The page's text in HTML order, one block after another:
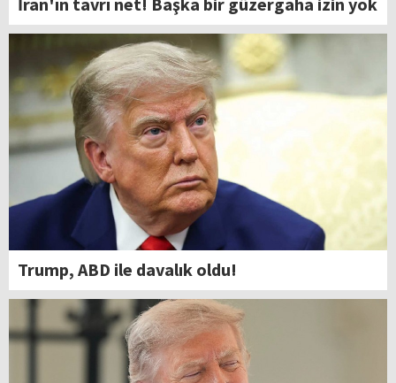
Trump, ABD ile davalık oldu!